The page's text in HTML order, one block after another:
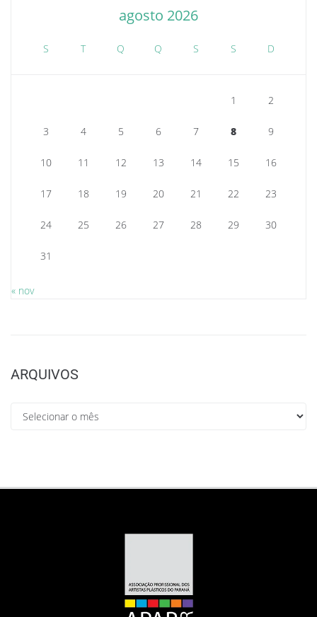
agosto 2026
S T Q Q S S D
1 2
3 4 5 6 7 8 9
10 11 12 13 14 15 16
17 18 19 20 21 22 23
24 25 26 27 28 29 30
31
« nov
ARQUIVOS